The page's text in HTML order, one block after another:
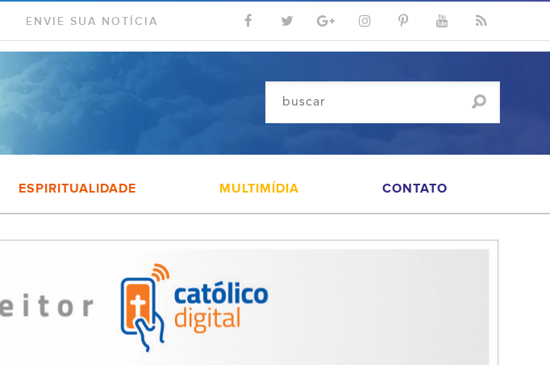
ENVIE SUA NOTÍCIA
ESPIRITUALIDADE MULTIMÍDIA CONTATO